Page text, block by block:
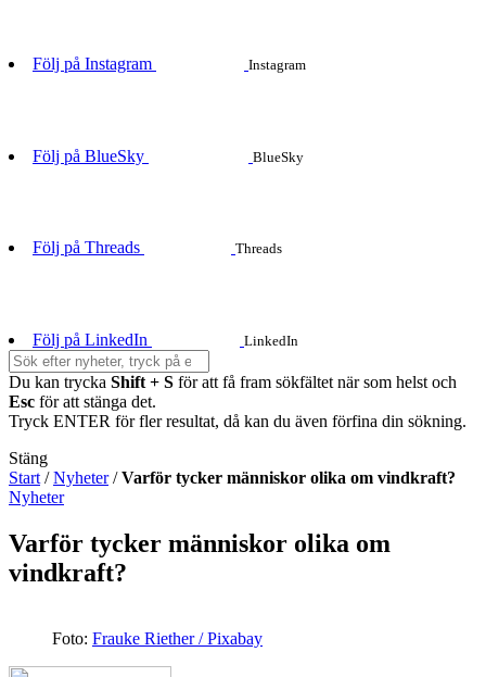
Följ på Instagram Instagram
Följ på BlueSky BlueSky
Följ på Threads Threads
Följ på LinkedIn LinkedIn
Du kan trycka Shift + S för att få fram sökfältet när som helst och
Esc för att stänga det.
Tryck ENTER för fler resultat, då kan du även förfina din sökning.
Stäng
Start /Nyheter/Varför tycker människor olika om vindkraft?
Nyheter
Varför tycker människor olika om
vindkraft?
Foto: Frauke Riether / Pixabay